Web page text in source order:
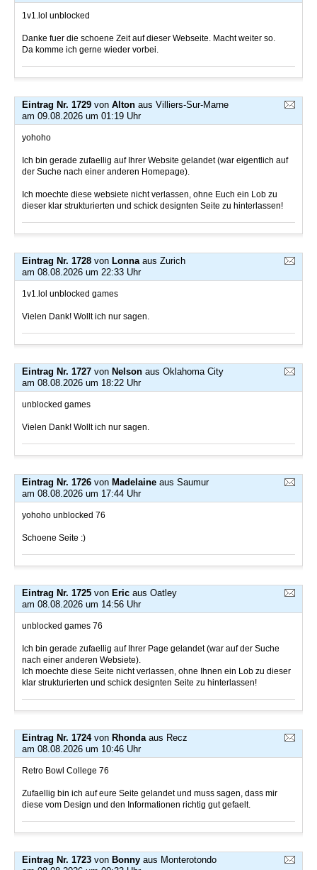
1v1.lol unblocked
Danke fuer die schoene Zeit auf dieser Webseite. Macht weiter so.
Da komme ich gerne wieder vorbei.
Eintrag Nr. 1729 von Alton aus Villiers-Sur-Marne
am 09.08.2026 um 01:19 Uhr
yohoho
Ich bin gerade zufaellig auf Ihrer Website gelandet (war eigentlich auf
der Suche nach einer anderen Homepage).
Ich moechte diese websiete nicht verlassen, ohne Euch ein Lob zu
dieser klar strukturierten und schick designten Seite zu hinterlassen!
Eintrag Nr. 1728 von Lonna aus Zurich
am 08.08.2026 um 22:33 Uhr
1v1.lol unblocked games
Vielen Dank! Wollt ich nur sagen.
Eintrag Nr. 1727 von Nelson aus Oklahoma City
am 08.08.2026 um 18:22 Uhr
unblocked games
Vielen Dank! Wollt ich nur sagen.
Eintrag Nr. 1726 von Madelaine aus Saumur
am 08.08.2026 um 17:44 Uhr
yohoho unblocked 76
Schoene Seite :)
Eintrag Nr. 1725 von Eric aus Oatley
am 08.08.2026 um 14:56 Uhr
unblocked games 76
Ich bin gerade zufaellig auf Ihrer Page gelandet (war auf der Suche
nach einer anderen Websiete).
Ich moechte diese Seite nicht verlassen, ohne Ihnen ein Lob zu dieser
klar strukturierten und schick designten Seite zu hinterlassen!
Eintrag Nr. 1724von Rhonda aus Recz
am 08.08.2026 um 10:46 Uhr
Retro Bowl College 76
Zufaellig bin ich auf eure Seite gelandet und muss sagen, dass mir
diese vom Design und den Informationen richtig gut gefaelt.
Eintrag Nr. 1723 von Bonny aus Monterotondo